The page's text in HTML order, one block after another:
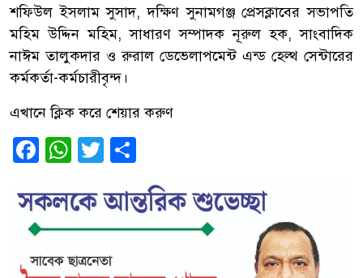
শফিউল ইসলাম সুসাদ, দক্ষিণ সুনামগঞ্জ প্রেসক্লাবের সভাপতি
মহিম উদ্দিন মহিম, সাধারণ সম্পাদক নূরুল হক, সাংবাদিক
নাঈম তালুকদার ও রুরাল ডেভেলাপমেন্ট এন্ড হেল্থ সেন্টারের
কর্মকর্তা-কর্মচারীবৃন্দ।
এখানে ক্লিক করে শেয়ার করুণ
Facebook
WhatsApp
Twitter